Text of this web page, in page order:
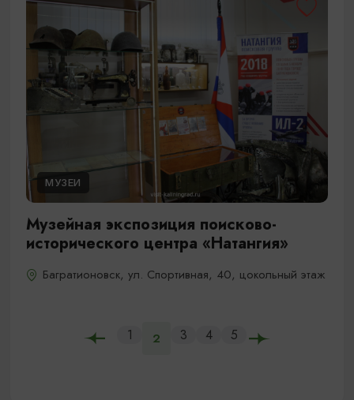
МУЗЕИ
Музейная экспозиция поисково-
исторического центра «Натангия»
Багратионовск, ул. Спортивная, 40, цокольный этаж
1 2 3 4 5